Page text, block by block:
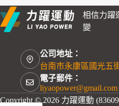
躍
動
攏
健
康」，
嘉
義
相信力躍
變
公司地址：
台南市永康區國光五
電子郵件：
liyaopower@gmail.com
Copyright © 2026 力躍運動